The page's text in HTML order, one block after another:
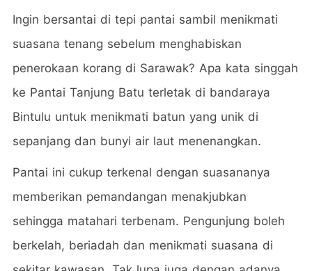
Ingin bersantai di tepi pantai sambil menikmati
suasana tenang sebelum menghabiskan
penerokaan korang di Sarawak? Apa kata singgah
ke Pantai Tanjung Batu terletak di bandaraya
Bintulu untuk menikmati batun yang unik di
sepanjang dan bunyi air laut menenangkan.
Pantai ini cukup terkenal dengan suasananya
memberikan pemandangan menakjubkan
sehingga matahari terbenam. Pengunjung boleh
berkelah, beriadah dan menikmati suasana di